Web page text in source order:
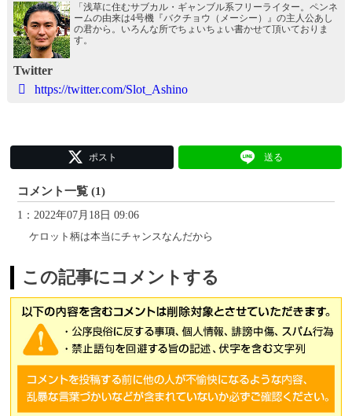
「浅草に住むサブカル・ギャンブル系フリーライター。ペンネ
ームの由来は4号機『バクチョウ（メーシー）』の主人公あし
の君から。いろんな所でちょいちょい書かせて頂いておりま
す。
Twitter
https://twitter.com/Slot_Ashino
ポスト 送る
コメント一覧 (1)
1：2022年07月18日 09:06
ケロット柄は本当にチャンスなんだから
この記事にコメントする